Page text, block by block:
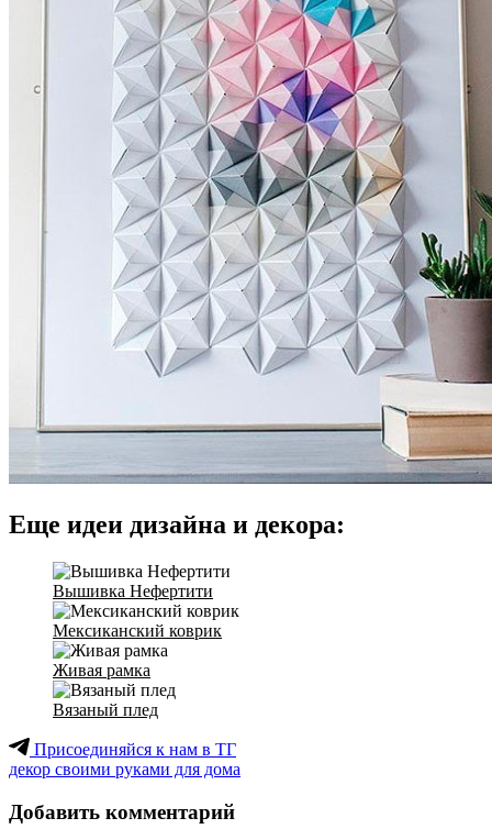
Еще идеи дизайна и декора:
Вышивка Нефертити
Мексиканский коврик
Живая рамка
Вязаный плед
Присоединяйся к нам в ТГ
декор своими руками для дома
Добавить комментарий